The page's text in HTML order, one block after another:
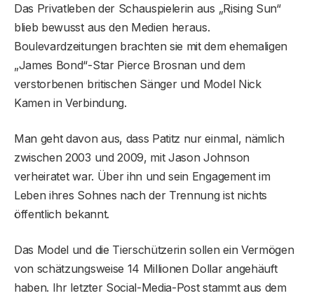
Das Privatleben der Schauspielerin aus „Rising Sun“
blieb bewusst aus den Medien heraus.
Boulevardzeitungen brachten sie mit dem ehemaligen
„James Bond“-Star Pierce Brosnan und dem
verstorbenen britischen Sänger und Model Nick
Kamen in Verbindung.
Man geht davon aus, dass Patitz nur einmal, nämlich
zwischen 2003 und 2009, mit Jason Johnson
verheiratet war. Über ihn und sein Engagement im
Leben ihres Sohnes nach der Trennung ist nichts
öffentlich bekannt.
Das Model und die Tierschützerin sollen ein Vermögen
von schätzungsweise 14 Millionen Dollar angehäuft
haben. Ihr letzter Social-Media-Post stammt aus dem